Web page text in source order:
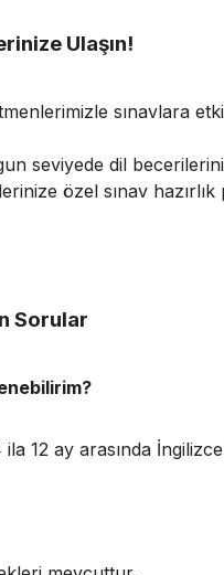
Ulaşın!
sınavlara
seviyede dil
özel sınav hazırlık
Sorular
12 ay arasında